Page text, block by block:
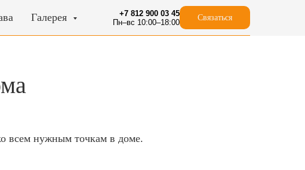
Галерея
+7 812 900 03 45
Пн–вс 10:00–18:00
Связаться
всем нужным точкам в доме.